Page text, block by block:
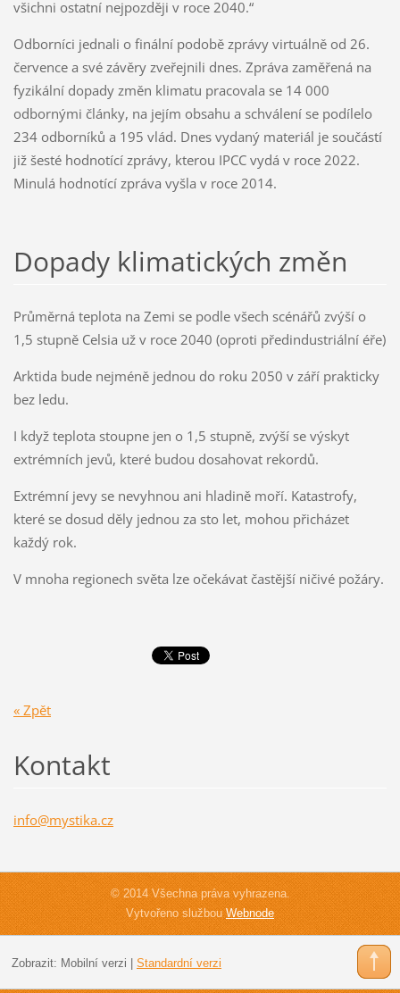
všichni ostatní nejpozději v roce 2040.“
Odborníci jednali o finální podobě zprávy virtuálně od 26.
července a své závěry zveřejnili dnes. Zpráva zaměřená na
fyzikální dopady změn klimatu pracovala se 14 000
odbornými články, na jejím obsahu a schválení se podílelo
234 odborníků a 195 vlád. Dnes vydaný materiál je součástí
již šesté hodnotící zprávy, kterou IPCC vydá v roce 2022.
Minulá hodnotící zpráva vyšla v roce 2014.
Dopady klimatických změn
Průměrná teplota na Zemi se podle všech scénářů zvýší o
1,5 stupně Celsia už v roce 2040 (oproti předindustriální éře)
Arktida bude nejméně jednou do roku 2050 v září prakticky
bez ledu.
I když teplota stoupne jen o 1,5 stupně, zvýší se výskyt
extrémních jevů, které budou dosahovat rekordů.
Extrémní jevy se nevyhnou ani hladině moří. Katastrofy,
které se dosud děly jednou za sto let, mohou přicházet
každý rok.
V mnoha regionech světa lze očekávat častější ničivé požáry.
« Zpět
Kontakt
info@mystika.cz
© 2014 Všechna práva vyhrazena.
Vytvořeno službouWebnode
Zobrazit: Mobilní verzi Standardní verzi